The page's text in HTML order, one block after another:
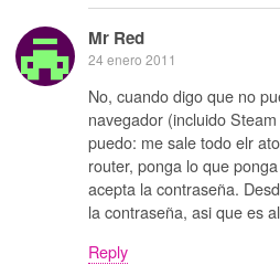
Mr Red
24 enero 2011
No, cuando digo que no
navegador (incluido
puedo: me sale todo elr
router, ponga lo que
acepta la contraseña.
la contraseña, asi que es
Reply